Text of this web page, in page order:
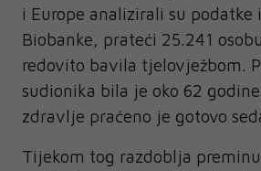
i Europe analizirali su podatke
Biobanke, prateći 25.241
redovito bavila tjelovježbom.
sudionika bila je oko 62
zdravlje praćeno je gotovo
Tijekom tog razdoblja